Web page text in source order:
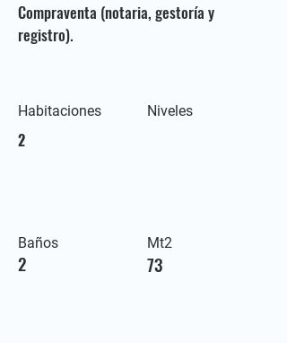
Compraventa (notaria, gestoría y
registro).
Habitaciones
2
Baños
2
Niveles
Mt2
73